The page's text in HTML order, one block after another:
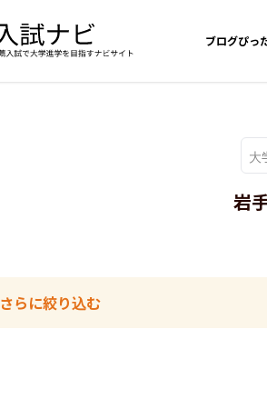
ブログぴっ
岩
さらに絞り込む